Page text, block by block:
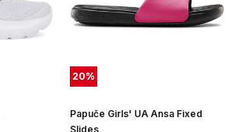
20%
Papuče Girls' UA Ansa Fixed
Slides